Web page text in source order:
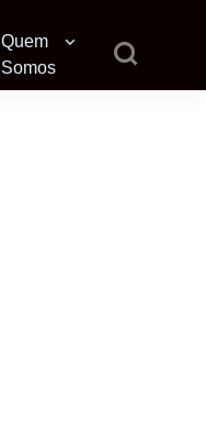
Quem
Somos